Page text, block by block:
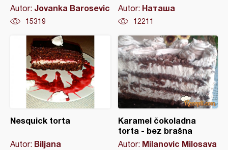
Autor: Jovanka Barosevic
15319
Autor: Наташа
12211
Nesquick torta
Autor: Biljana
Karamel čokoladna
torta - bez brašna
Autor: Milanovic Milosava